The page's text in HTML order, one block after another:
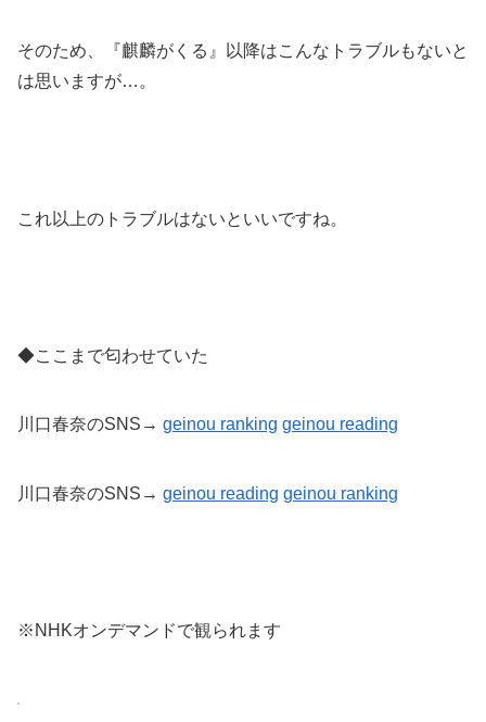
そのため、『麒麟がくる』以降はこんなトラブルもないと
は思いますが…。
これ以上のトラブルはないといいですね。
◆ここまで匂わせていた
川口春奈のSNS→ geinou ranking geinou reading
川口春奈のSNS→ geinou reading geinou ranking
※NHKオンデマンドで観られます